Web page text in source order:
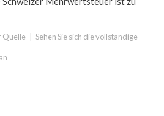
Quelle Sehen Sie sich die vollständige